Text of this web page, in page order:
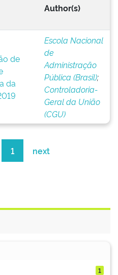
Author(s)
de
da
Escola Nacional
de
Administração
Pública (Brasil);
Controladoria-
Geral da União
(CGU)
1 next
1